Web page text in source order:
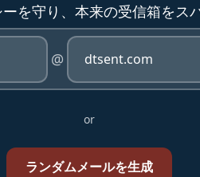
を守り、本来の受信箱をス
@
or
ランダムメールを生成